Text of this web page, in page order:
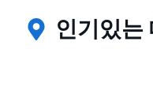
인기있는